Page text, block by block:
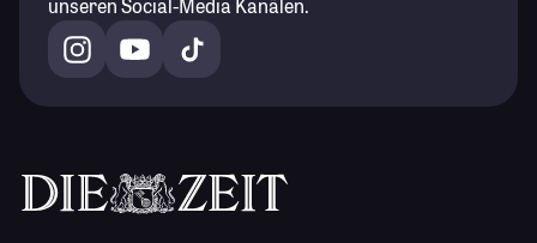
unseren Social-Media Kanälen.